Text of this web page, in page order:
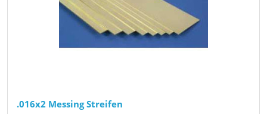
.016x2 Messing Streifen